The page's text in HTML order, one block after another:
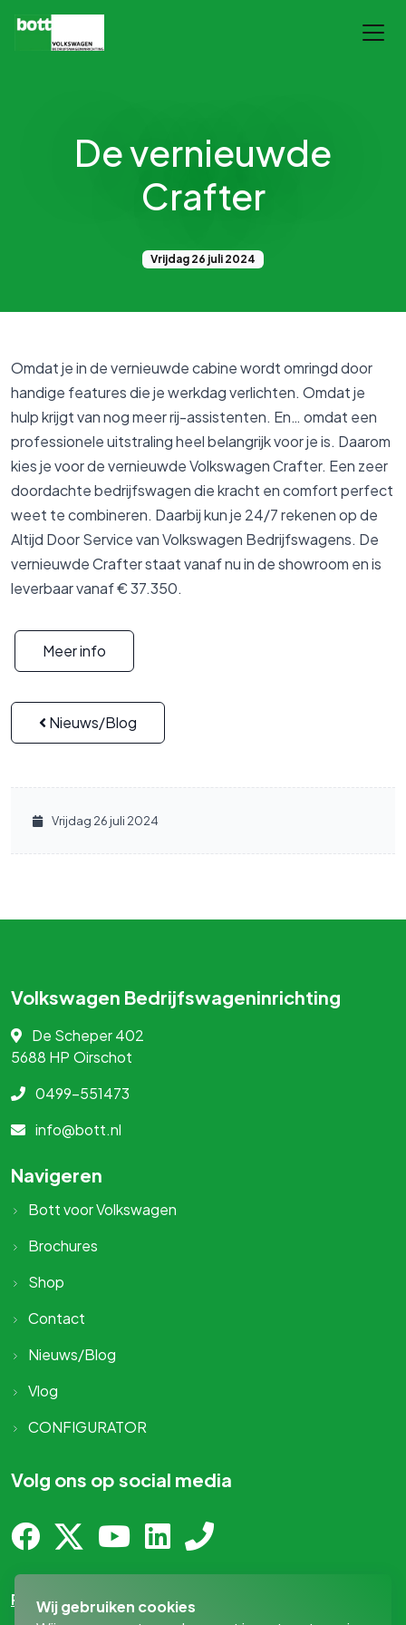
De vernieuwde
Crafter
Vrijdag 26 juli 2024
Omdat je in de vernieuwde cabine wordt omringd door
handige features die je werkdag verlichten. Omdat je
hulp krijgt van nog meer rij-assistenten. En… omdat een
professionele uitstraling heel belangrijk voor je is. Daarom
kies je voor de vernieuwdeVolkswagenCrafter. Een zeer
doordachte bedrijfswagen die kracht en comfort perfect
weet te combineren. Daarbij kun je 24/7 rekenen op de
Altijd Door Service vanVolkswagen Bedrijfswagens. De
vernieuwde Crafter staat vanaf nu in de showroom en is
leverbaar vanaf € 37.350.
Meer info
Nieuws/Blog
Vrijdag 26 juli 2024
Volkswagen Bedrijfswageninrichting
De Scheper 402
5688 HP Oirschot
0499-551473
info@bott.nl
Navigeren
Bott voor Volkswagen
Brochures
Shop
Contact
Nieuws/Blog
Vlog
CONFIGURATOR
Volg ons op social media
Privacy-statement
Wij gebruiken cookies